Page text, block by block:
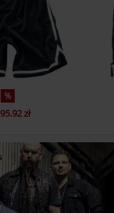
%
95.92 zł